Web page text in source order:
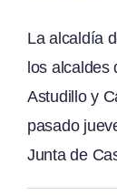
La alcaldía
los alcaldes
Astudillo y
pasado
Junta de